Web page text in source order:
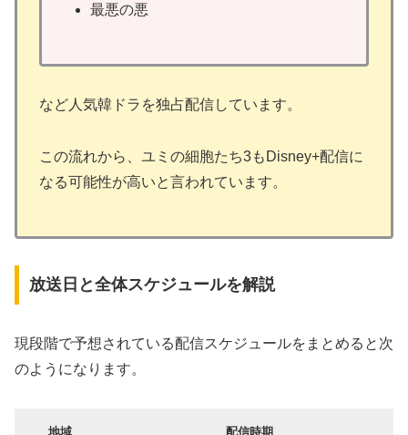
最悪の悪
など人気韓ドラを独占配信しています。
この流れから、ユミの細胞たち3もDisney+配信に
なる可能性が高いと言われています。
放送日と全体スケジュールを解説
現段階で予想されている配信スケジュールをまとめると次
のようになります。
地域 配信時期